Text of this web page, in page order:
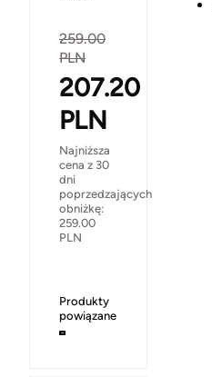
259.00
PLN
207.20
PLN
Najniższa
cena z 30
dni
poprzedzających
obniżkę:
259.00
PLN
Produkty
powiązane